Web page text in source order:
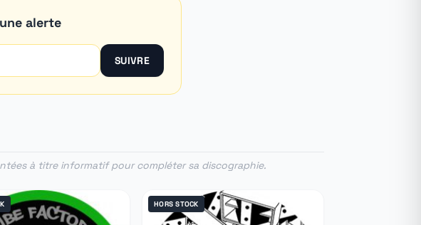
alerte
SUIVRE
à titre informatif pour compléter sa discographie.
HORS STOCK